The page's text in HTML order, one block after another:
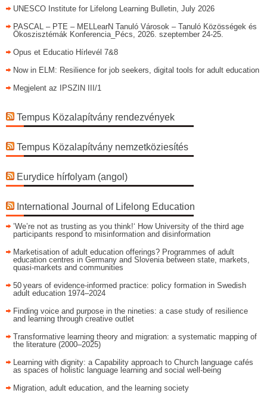
UNESCO Institute for Lifelong Learning Bulletin, July 2026
PASCAL – PTE – MELLearN Tanuló Városok – Tanuló Közösségek és
Ökoszisztémák Konferencia_Pécs, 2026. szeptember 24-25.
Opus et Educatio Hírlevél 7&8
Now in ELM: Resilience for job seekers, digital tools for adult education
Megjelent az IPSZIN III/1
Tempus Közalapítvány rendezvények
Tempus Közalapítvány nemzetköziesítés
Eurydice hírfolyam (angol)
International Journal of Lifelong Education
’We’re not as trusting as you think!‘ How University of the third age
participants respond to misinformation and disinformation
Marketisation of adult education offerings? Programmes of adult
education centres in Germany and Slovenia between state, markets,
quasi-markets and communities
50 years of evidence‑informed practice: policy formation in Swedish
adult education 1974–2024
Finding voice and purpose in the nineties: a case study of resilience
and learning through creative outlet
Transformative learning theory and migration: a systematic mapping of
the literature (2000–2025)
Learning with dignity: a Capability approach to Church language cafés
as spaces of holistic language learning and social well-being
Migration, adult education, and the learning society